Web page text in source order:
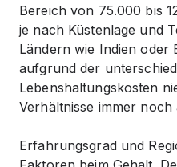
Bereich von 75.000 bis
je nach Küstenlage und
Ländern wie Indien oder
aufgrund der
Lebenshaltungskosten
Verhältnisse immer noch
Erfahrungsgrad und